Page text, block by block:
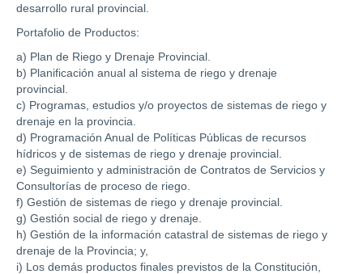
desarrollo rural provincial.
Portafolio de Productos:
a) Plan de Riego y Drenaje Provincial.
b) Planificación anual al sistema de riego y drenaje
provincial.
c) Programas, estudios y/o proyectos de sistemas de riego y
drenaje en la provincia.
d) Programación Anual de Políticas Públicas de recursos
hídricos y de sistemas de riego y drenaje provincial.
e) Seguimiento y administración de Contratos de Servicios y
Consultorías de proceso de riego.
f) Gestión de sistemas de riego y drenaje provincial.
g) Gestión social de riego y drenaje.
h) Gestión de la información catastral de sistemas de riego y
drenaje de la Provincia; y,
i) Los demás productos finales previstos de la Constitución,